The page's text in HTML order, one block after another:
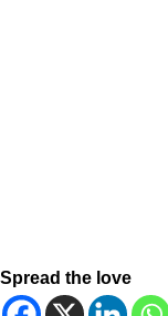
Spread the love